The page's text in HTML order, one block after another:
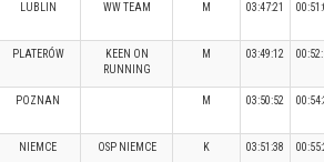
LUBLIN WW TEAM M 03:47:21
PLATERÓW
KEEN ON
RUNNING
M 03:49:12
POZNAN M 03:50:52
NIEMCE OSP NIEMCE K 03:51:38